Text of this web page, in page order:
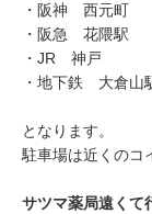
・阪神 西元町
・阪急 花隈駅
・JR 神戸
・地下鉄 大倉山
となります。
駐車場は近くのコ
サツマ薬局遠くて